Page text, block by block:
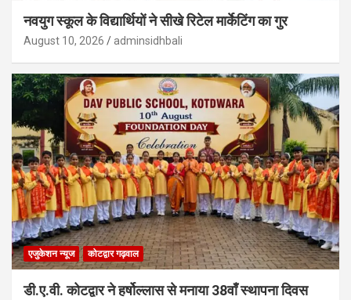
नवयुग स्कूल के विद्यार्थियों ने सीखे रिटेल मार्केटिंग का गुर
August 10, 2026 adminsidhbali
एजुकेशन न्‍यूज कोटद्वार गढ़वाल
डी.ए.वी. कोटद्वार ने हर्षोल्लास से मनाया 38वाँ स्थापना दिवस